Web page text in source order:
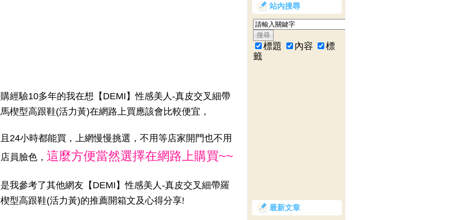
經驗10多年的我在想【DEMI】性感美人-真皮交叉細帶
楔型高跟鞋(活力黃)在網路上買應該會比較便宜，
24小時都能買，上網慢慢挑選，不用等店家開門也不用
員臉色， 這麼方便當然選擇在網路上購買~~
我參考了其他網友【DEMI】性感美人-真皮交叉細帶羅
型高跟鞋(活力黃)的推薦開箱文及心得分享!
站內搜尋
標題 內容
標
籤
最新文章